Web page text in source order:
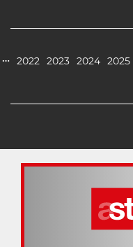
… 2022 2023 2024 2025